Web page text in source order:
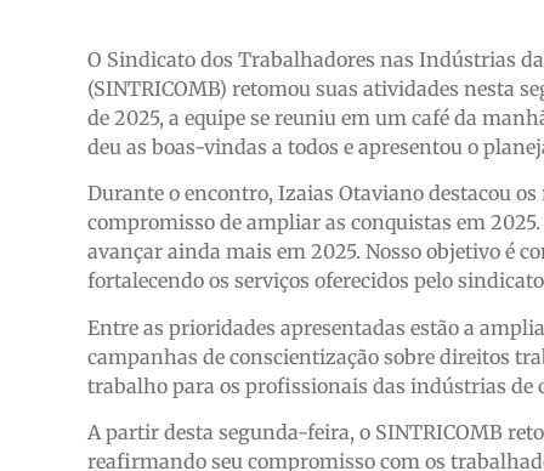
O Sindicato dos Trabalhadores nas Indústrias
(SINTRICOMB) retomou suas atividades nesta
de 2025, a equipe se reuniu em um café da
deu as boas-vindas a todos e apresentou o
Durante o encontro, Izaias Otaviano destacou
compromisso de ampliar as conquistas em
avançar ainda mais em 2025. Nosso objetivo é
fortalecendo os serviços oferecidos pelo
Entre as prioridades apresentadas estão a
campanhas de conscientização sobre direitos
trabalho para os profissionais das indústrias
A partir desta segunda-feira, o SINTRICOMB
reafirmando seu compromisso com os